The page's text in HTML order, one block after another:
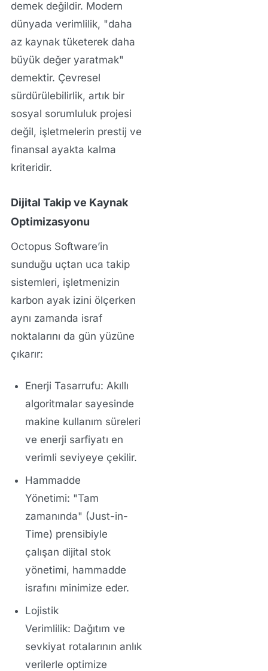
demek değildir. Modern
dünyada verimlilik, "daha
az kaynak tüketerek daha
büyük değer yaratmak"
demektir. Çevresel
sürdürülebilirlik, artık bir
sosyal sorumluluk projesi
değil, işletmelerin prestij ve
finansal ayakta kalma
kriteridir.
Dijital Takip ve Kaynak
Optimizasyonu
Octopus Software’in
sunduğu uçtan uca takip
sistemleri, işletmenizin
karbon ayak izini ölçerken
aynı zamanda israf
noktalarını da gün yüzüne
çıkarır:
Enerji Tasarrufu: Akıllı
algoritmalar sayesinde
makine kullanım süreleri
ve enerji sarfiyatı en
verimli seviyeye çekilir.
Hammadde
Yönetimi: "Tam
zamanında" (Just-in-
Time) prensibiyle
çalışan dijital stok
yönetimi, hammadde
israfını minimize eder.
Lojistik
Verimlilik: Dağıtım ve
sevkiyat rotalarının anlık
verilerle optimize